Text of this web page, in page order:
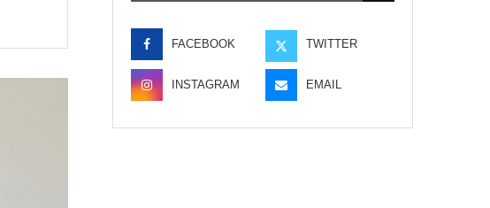
FACEBOOK TWITTER
INSTAGRAM EMAIL